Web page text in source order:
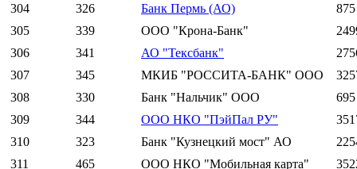
304
326 Банк Пермь (АО)
875
305
339 ООО "Крона-Банк"
306
341 АО "Тексбанк"
307
345 МКИБ "РОССИТА-БАНК" ООО
308
330 Банк "Нальчик" ООО
695
309
344 ООО НКО "ПэйПал РУ"
310
323 Банк "Кузнецкий мост" АО
311
465 ООО НКО "Мобильная карта"